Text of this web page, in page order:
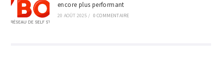
encore plus performant
20 AOÛT 2025 / 0 COMMENTAIRE